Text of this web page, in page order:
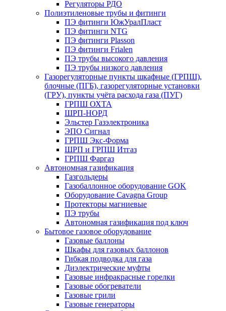
Регуляторы РДО
Полиэтиленовые трубы и фитинги
ПЭ фитинги ЮжУралПласт
ПЭ фитинги NTG
ПЭ фитинги Plasson
ПЭ фитинги Frialen
ПЭ трубы высокого давления
ПЭ трубы низкого давления
Газорегуляторные пункты шкафные (ГРПШ),
блочные (ПГБ), газорегуляторные установки
(ГРУ), пункты учёта расхода газа (ПУГ)
ГРПШ ОХТА
ШРП-НОРД
Эльстер Газэлектроника
ЭПО Сигнал
ГРПШ Экс-Форма
ШРП и ГРПШ Итгаз
ГРПШ Фаргаз
Автономная газификация
Газгольдеры
Газобаллонное оборудование GOK
Оборудование Cavagna Group
Протекторы магниевые
ПЭ трубы
Автономная газификация под ключ
Бытовое газовое оборудование
Газовые баллоны
Шкафы для газовых баллонов
Гибкая подводка для газа
Диэлектрические муфты
Газовые инфракрасные горелки
Газовые обогреватели
Газовые грили
Газовые генераторы